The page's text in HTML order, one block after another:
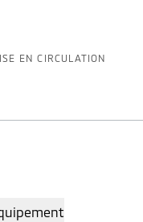
EN CIRCULATION